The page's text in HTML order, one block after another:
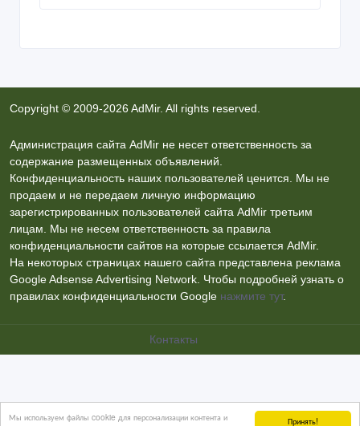
Принять!
Мы используем файлы cookie для персонализации контента и
Copyright © 2009-2026 AdMir. All rights reserved.
Администрация сайта AdMir не несет ответственность за
содержание размещенных объявлений.
Конфиденциальность наших пользователей ценится. Мы не
продаем и не передаем личную информацию
зарегистрированных пользователей сайта AdMir третьим
лицам. Мы не несем ответственность за правила
конфиденциальности сайтов на которые ссылается AdMir.
На некоторых страницах нашего сайта представлена реклама
Google Adsense Advertising Network. Чтобы подробней узнать о
правилах конфиденциальности Google нажмите тут.
Контакты